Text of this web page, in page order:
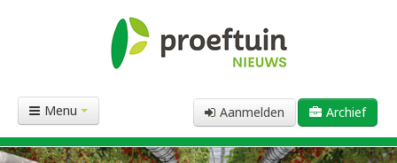
Aanmelden Archief
Menu